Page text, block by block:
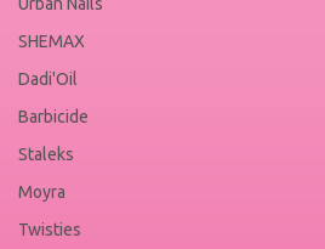
SHEMAX
Dadi'Oil
Barbicide
Staleks
Moyra
Twisties